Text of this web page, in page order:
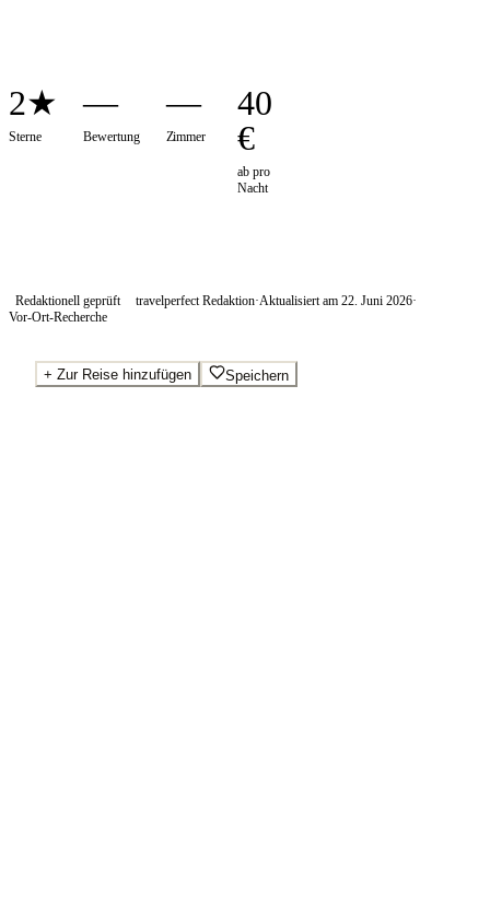
2★
Sterne
—
Bewertung
—
Zimmer
40
€
ab pro
Nacht
Redaktionell geprüft travelperfect Redaktion·Aktualisiert am 22. Juni 2026·
Vor-Ort-Recherche
+ Zur Reise hinzufügen Speichern